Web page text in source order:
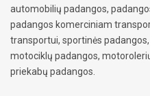
automobilių padangos,
padangos komerciniam
transportui, sportinės
motociklų padangos,
priekabų padangos.